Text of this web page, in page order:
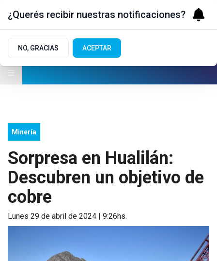
Minería
Sorpresa en Hualilán:
Descubren un objetivo de
cobre
lunes 29 de abril de 2024 | 9:26hs.
¿Querés recibir nuestras notificaciones?
NO, GRACIAS ACEPTAR